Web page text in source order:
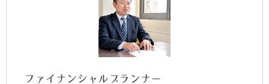
ファイナンシャルプランナー